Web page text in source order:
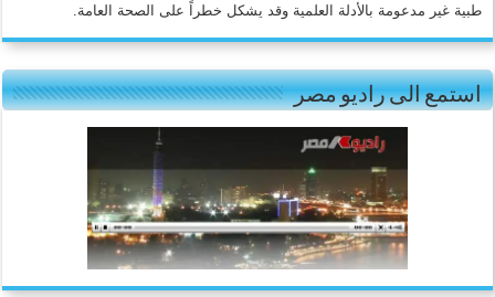
طبية غير مدعومة بالأدلة العلمية وقد يشكل خطراً على الصحة العامة.
استمع الى راديو مصر